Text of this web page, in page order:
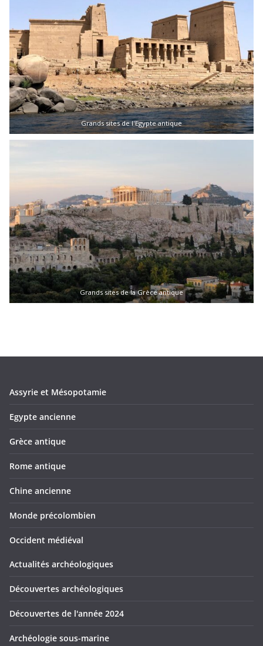
Grands sites de l'Egypte antique
Grands sites de la Grèce antique
Assyrie et Mésopotamie
Egypte ancienne
Grèce antique
Rome antique
Chine ancienne
Monde précolombien
Occident médiéval
Actualités archéologiques
Découvertes archéologiques
Découvertes de l'année 2024
Archéologie sous-marine